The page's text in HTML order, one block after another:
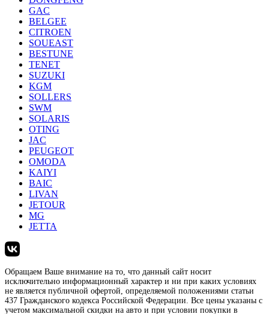
GAC
BELGEE
CITROEN
SOUEAST
BESTUNE
TENET
SUZUKI
KGM
SOLLERS
SWM
SOLARIS
OTING
JAC
PEUGEOT
OMODA
KAIYI
BAIC
LIVAN
JETOUR
MG
JETTA
Обращаем Ваше внимание на то, что данный сайт носит
исключительно информационный характер и ни при каких условиях
не является публичной офертой, определяемой положениями статьи
437 Гражданского кодекса Российской Федерации. Все цены указаны с
учетом максимальной скидки на авто и при условии покупки в